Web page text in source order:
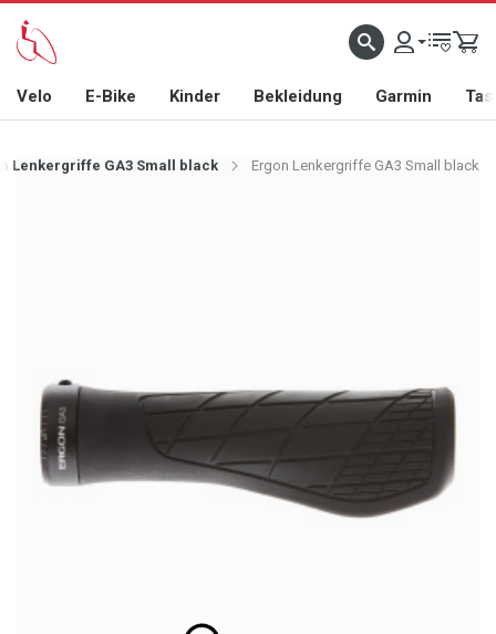
Velo E-Bike Kinder Bekleidung Garmin
Lenkergriffe GA3 Small black Ergon Lenkergriffe GA3 Small black